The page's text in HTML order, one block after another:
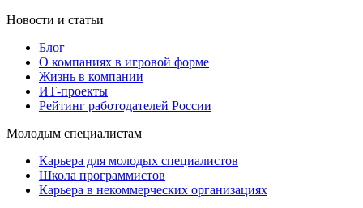
Новости и статьи
Блог
О компаниях в игровой форме
Жизнь в компании
ИТ-проекты
Рейтинг работодателей России
Молодым специалистам
Карьера для молодых специалистов
Школа программистов
Карьера в некоммерческих организациях